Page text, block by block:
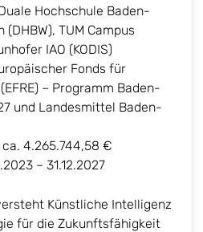
Hochschule Baden-
TUM Campus
IAO (KODIS)
Fonds für
– Programm Baden-
und Landesmittel Baden-
ca. 4.265.744,58 €
– 31.12.2027
Künstliche Intelligenz
für die Zukunftsfähigkeit